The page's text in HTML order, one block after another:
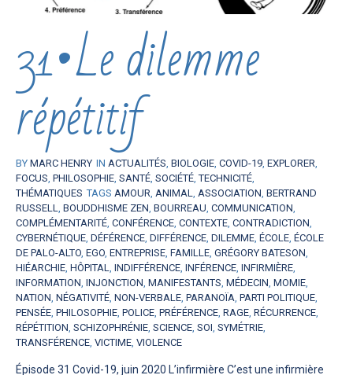
31•Le dilemme
répétitif
BY MARC HENRY IN ACTUALITÉS, BIOLOGIE, COVID-19, EXPLORER,
FOCUS, PHILOSOPHIE, SANTÉ, SOCIÉTÉ,TECHNICITÉ,
THÉMATIQUES TAGS AMOUR, ANIMAL, ASSOCIATION, BERTRAND
RUSSELL, BOUDDHISME ZEN, BOURREAU, COMMUNICATION,
COMPLÉMENTARITÉ, CONFÉRENCE, CONTEXTE, CONTRADICTION,
CYBERNÉTIQUE, DÉFÉRENCE, DIFFÉRENCE, DILEMME, ÉCOLE, ÉCOLE
DE PALO-ALTO, EGO, ENTREPRISE, FAMILLE, GRÉGORY BATESON,
HIÉARCHIE, HÔPITAL, INDIFFÉRENCE, INFÉRENCE, INFIRMIÈRE,
INFORMATION, INJONCTION, MANIFESTANTS, MÉDECIN, MOMIE,
NATION, NÉGATIVITÉ, NON-VERBALE, PARANOÏA, PARTI POLITIQUE,
PENSÉE, PHILOSOPHIE, POLICE, PRÉFÉRENCE, RAGE, RÉCURRENCE,
RÉPÉTITION, SCHIZOPHRÉNIE, SCIENCE, SOI, SYMÉTRIE,
TRANSFÉRENCE, VICTIME, VIOLENCE
Épisode 31 Covid-19, juin 2020 L’infirmière C’est une infirmière